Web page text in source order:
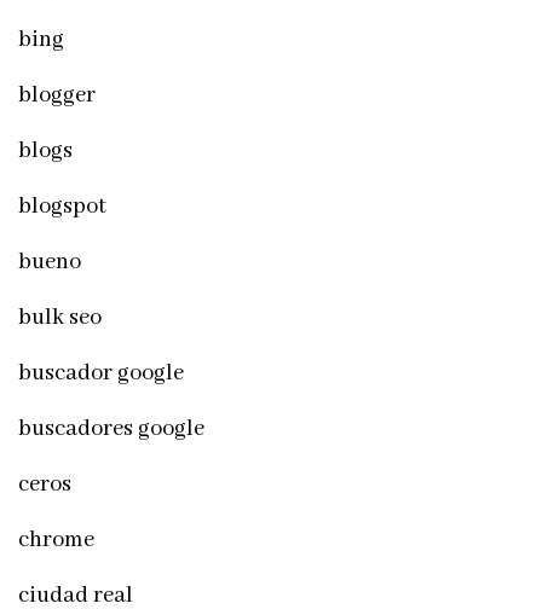
bing
blogger
blogs
blogspot
bueno
bulk seo
buscador google
buscadores google
ceros
chrome
ciudad real